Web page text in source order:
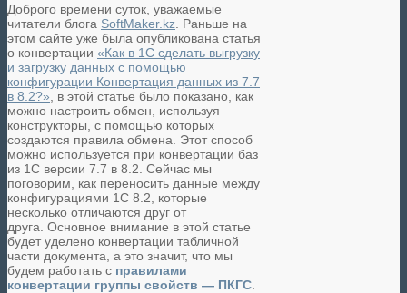
Доброго времени суток, уважаемые
читатели блога SoftMaker.kz . Раньше на
этом сайте уже была опубликована статья
о конвертации «Как в 1С сделать выгрузку
и загрузку данных с помощью
конфигурации Конвертация данных из 7.7
в 8.2?» , в этой статье было показано, как
можно настроить обмен, используя
конструкторы, с помощью которых
создаются правила обмена. Этот способ
можно используется при конвертации баз
из 1С версии 7.7 в 8.2. Сейчас мы
поговорим, как переносить данные между
конфигурациями 1С 8.2, которые
несколько отличаются друг от
друга. Основное внимание в этой статье
будет уделено конвертации табличной
части документа, а это значит, что мы
будем работать с правилами
конвертации группы свойств — ПКГС